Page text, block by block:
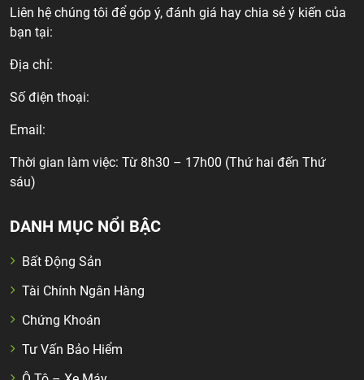
Liên hệ chúng tôi để góp ý, đánh giá hay chia sẻ ý kiến của
bạn tại:
Địa chỉ:
Số điện thoại:
Email:
Thời gian làm việc: Từ 8h30 – 17h00 (Thứ hai đến Thứ
sáu)
DANH MỤC NỔI BẬC
Bất Động Sản
Tài Chính Ngân Hàng
Chứng Khoán
Tư Vấn Bảo Hiểm